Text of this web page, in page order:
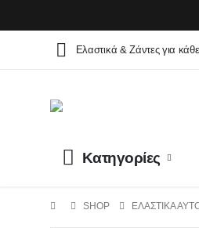
Ελαστικά & Ζάντες για
Κατηγορίες
SHOP ΕΛΑΣΤΙΚΆ